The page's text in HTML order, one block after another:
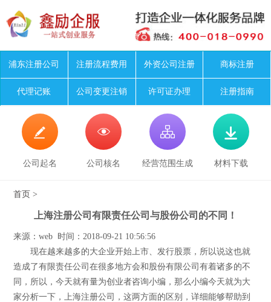
浦东注册公司 注册流程费用 外资公司注册 商标注册
代理记账 公司变更注销 许可证办理 注册指南

公司起名

公司核名

经营范围生成

材料下载
首页 >
上海注册公司有限责任公司与股份公司的不同！
来源：web 时间：2018-09-21 10:56:56
现在越来越多的大企业开始上市、发行股票，所以说这也就
造成了有限责任公司在很多地方会和股份有限公司有着诸多的不
同，所以，今天就有量为创业者咨询小编，那么小编今天就为大
家分析一下，上海注册公司，这两方面的区别，详细能够帮助到